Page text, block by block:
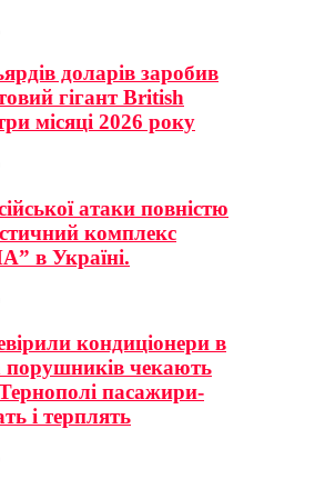
доларів заробив
гігант British
місяці 2026 року
атаки повністю
комплекс
в Україні.
кондиціонери в
порушників чекають
пасажири-
і терплять